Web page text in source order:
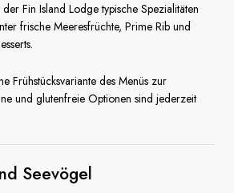
Fin Island Lodge typische Spezialitäten
frische Meeresfrüchte, Prime Rib und
Frühstücksvariante des Menüs zur
und glutenfreie Optionen sind jederzeit
Seevögel